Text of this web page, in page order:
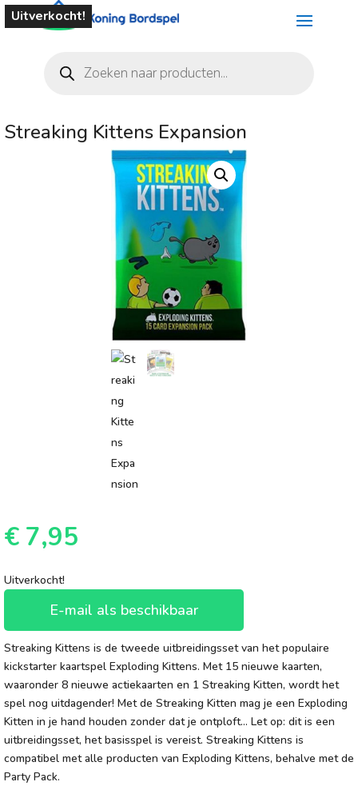
zoeken
Uitverkocht!
Streaking Kittens Expansion
€ 7,95
Uitverkocht!
E-mail als beschikbaar
Streaking Kittens is de tweede uitbreidingsset van het populaire
kickstarter kaartspel Exploding Kittens. Met 15 nieuwe kaarten,
waaronder 8 nieuwe actiekaarten en 1 Streaking Kitten, wordt het
spel nog uitdagender! Met de Streaking Kitten mag je een Exploding
Kitten in je hand houden zonder dat je ontploft… Let op: dit is een
uitbreidingsset, het basisspel is vereist. Streaking Kittens is
compatibel met alle producten van Exploding Kittens, behalve met de
Party Pack.